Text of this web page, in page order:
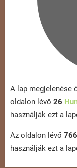
A lap megjelenése
oldalon lévő 26
használják ezt a
Az oldalon lévő 766
használják ezt a